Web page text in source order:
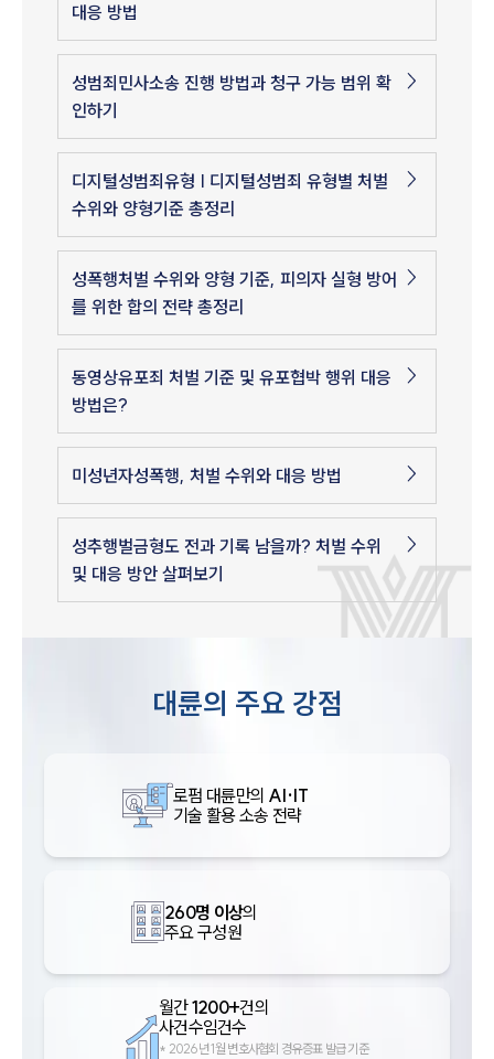
대응 방법
성범죄민사소송 진행 방법과 청구 가능 범위 확
인하기
디지털성범죄유형 | 디지털성범죄 유형별 처벌
수위와 양형기준 총정리
성폭행처벌 수위와 양형 기준, 피의자 실형 방어
를 위한 합의 전략 총정리
동영상유포죄 처벌 기준 및 유포협박 행위 대응
방법은?
미성년자성폭행, 처벌 수위와 대응 방법
성추행벌금형도 전과 기록 남을까? 처벌 수위
및 대응 방안 살펴보기
대륜의 주요 강점
로펌 대륜만의 AI·IT
기술 활용 소송 전략
260명 이상의
주요 구성원
월간1200+건의
사건수임건수
* 2026년 1월 변호사협회 경유증표 발급 기준